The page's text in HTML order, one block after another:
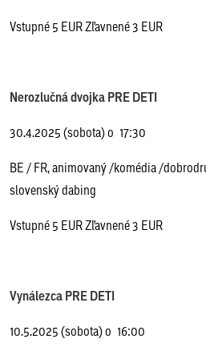
Vstupné 5 EUR Zľavnené 3 EUR
Nerozlučná dvojka PRE DETI
30.4.2025 (sobota) o 17:30
BE / FR, animovaný /komédia /
slovenský dabing
Vstupné 5 EUR Zľavnené 3 EUR
Vynálezca PRE DETI
10.5.2025 (sobota) o 16:00